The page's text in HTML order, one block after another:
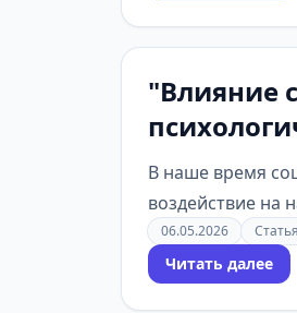
"Влияние
В наше время
воздействие на
06.05.2026 Статья
Читать далее